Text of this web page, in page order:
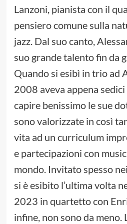
Lanzoni, pianista con il
pensiero comune sulla
jazz. Dal suo canto,
suo grande talento fin da
Quando si esibì in trio ad
2008 aveva appena sedici
capire benissimo le sue
sono valorizzate in così
vita ad un curriculum
e partecipazioni con
mondo. Invitato spesso
si è esibito l’ultima volta
2023 in quartetto con
infine, non sono da meno.